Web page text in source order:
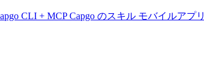
CLI + MCPCapgo のスキル モバイルアプリ